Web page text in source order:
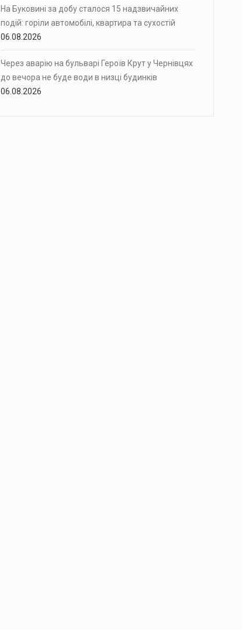
На Буковині за добу сталося 15 надзвичайних
подій: горіли автомобілі, квартира та сухостій
06.08.2026
Через аварію на бульварі Героїв Крут у Чернівцях
до вечора не буде води в низці будинків
06.08.2026